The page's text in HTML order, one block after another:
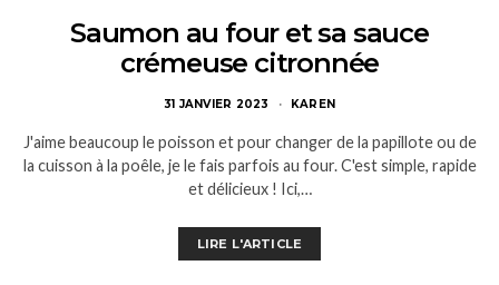
Saumon au four et sa sauce
crémeuse citronnée
31 JANVIER 2023 KAREN
J'aime beaucoup le poisson et pour changer de la papillote ou de
la cuisson à la poêle, je le fais parfois au four. C'est simple, rapide
et délicieux ! Ici,…
LIRE L'ARTICLE